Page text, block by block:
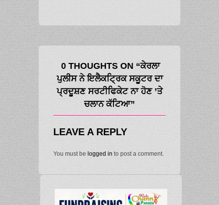
OVER RS
0 THOUGHTS ON “ਕੇਰਲਾ
ਪੁਲੀਸ ਨੇ ਇਲੈਕਟ੍ਰਿਕ ਸਕੂਟਰ ਦਾ
ਪ੍ਰਦੂਸ਼ਣ ਸਰਟੀਫਿਕੇਟ ਨਾ ਹੋਣ ’ਤੇ
ਚਲਾਨ ਕੱਟਿਆ”
LEAVE A REPLY
You must be logged in to post a comment.